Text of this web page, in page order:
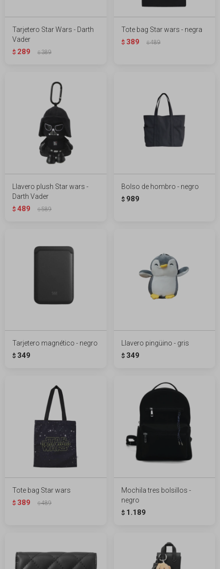
Tarjetero Star Wars - Darth
Vader
$ 289 $389
Tote bag Star wars - negra
$ 389 $489
Llavero plush Star wars -
Darth Vader
$ 489 $589
Bolso de hombro - negro
$ 989
Tarjetero magnético - negro
$ 349
Llavero pingüino - gris
$ 349
Tote bag Star wars
$ 389 $489
Mochila tres bolsillos -
negro
$ 1.189